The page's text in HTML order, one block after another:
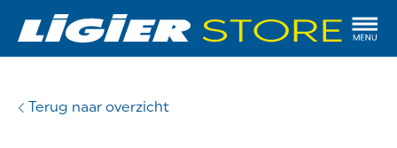
Terug naar overzicht